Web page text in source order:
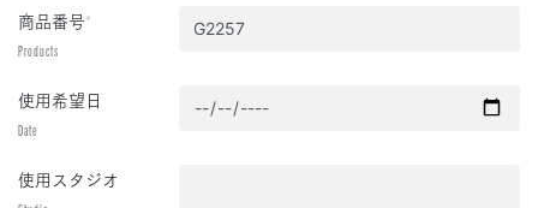
商品番号*
Products
使用希望日
Date
使用スタジオ